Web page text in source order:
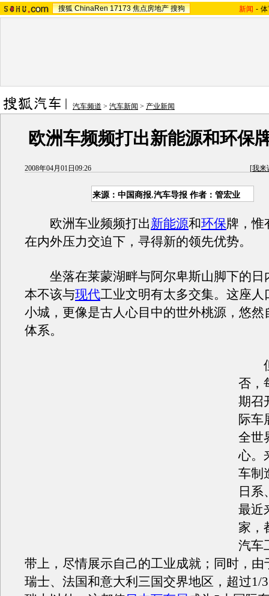
搜狐 ChinaRen 17173 焦点房地产 搜狗 新闻 -
汽车频道 > 汽车新闻 > 产业新闻
欧洲车频频打出新能源和环保
2008年04月01日09:26 [我来
来源：中国商报.汽车导报 作者：管宏业
欧洲车业频频打出新能源和环保牌，惟
在内外压力交迫下，寻得新的领先优势。
坐落在莱蒙湖畔与阿尔卑斯山脚下的日
本不该与现代工业文明有太多交集。这座人
小城，更像是古人心目中的世外桃源，悠然
体系。
但
否，
期召
际车
全世
心。
车制
日系
最近
家，
汽车
带上，尽情展示自己的工业成就；同时，由
瑞士、法国和意大利三国交界地区，超过1/